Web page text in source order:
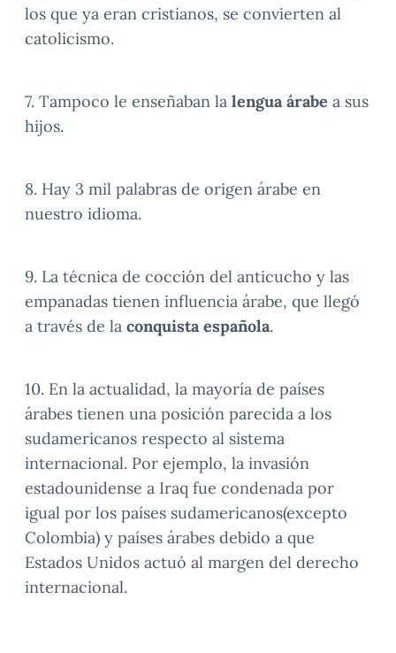
los que ya eran cristianos, se convierten al
catolicismo.
7. Tampoco le enseñaban la lengua árabe a sus
hijos.
8. Hay 3 mil palabras de origen árabe en
nuestro idioma.
9. La técnica de cocción del anticucho y las
empanadas tienen influencia árabe, que llegó
a través de la conquista española.
10. En la actualidad, la mayoría de países
árabes tienen una posición parecida a los
sudamericanos respecto al sistema
internacional. Por ejemplo, la invasión
estadounidense a Iraq fue condenada por
igual por los países sudamericanos(excepto
Colombia) y países árabes debido a que
Estados Unidos actuó al margen del derecho
internacional.